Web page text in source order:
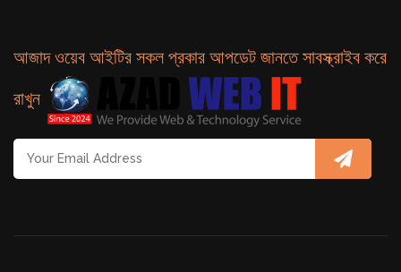
আজাদ ওয়েব আইটির সকল প্রকার আপডেট জানতে সাবস্ক্রাইব করে
রাখুন